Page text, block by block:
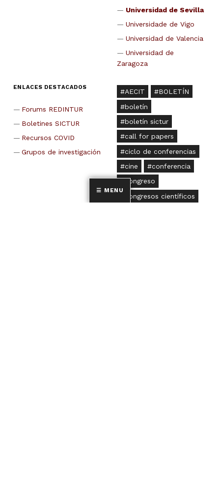
MENU
Universidad de Sevilla
Universidade de Vigo
Universidad de Valencia
Universidad de
Zaragoza
ENLACES DESTACADOS
Forums REDINTUR
Boletines SICTUR
Recursos COVID
Grupos de investigación
AECIT
BOLETÍN
boletín
boletín sictur
call for papers
ciclo de conferencias
cine
conferencia
congreso
congresos científicos